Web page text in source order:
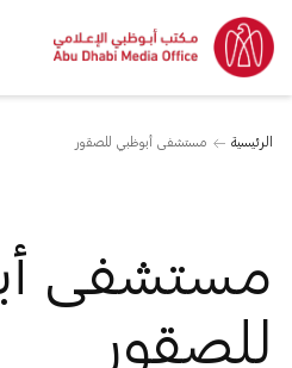
الرئيسية مستشفى أبوظبي للصقور
مستشفى
للصقور